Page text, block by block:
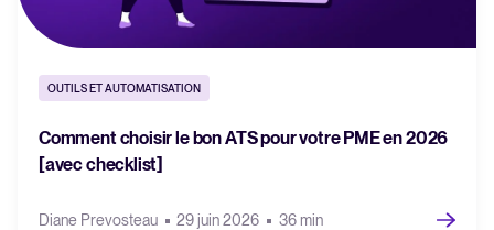
OUTILS ET AUTOMATISATION
Comment choisir le bon ATS pour votre PME en 2026
[avec checklist]
Diane Prevosteau 29 juin 2026 36 min